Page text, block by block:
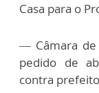
Casa para o
— Câmara
pedido de
contra